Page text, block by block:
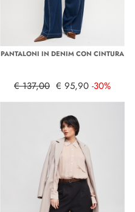
PANTALONI IN DENIM CON CINTURA
€ 137,00 € 95,90 -30%